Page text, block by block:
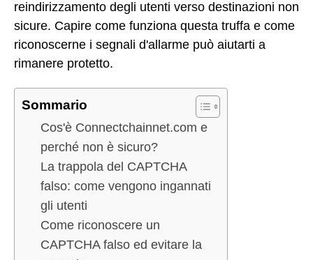
reindirizzamento degli utenti verso destinazioni non
sicure. Capire come funziona questa truffa e come
riconoscerne i segnali d'allarme può aiutarti a
rimanere protetto.
Sommario
Cos'è Connectchainnet.com e
perché non è sicuro?
La trappola del CAPTCHA
falso: come vengono ingannati
gli utenti
Come riconoscere un
CAPTCHA falso ed evitare la